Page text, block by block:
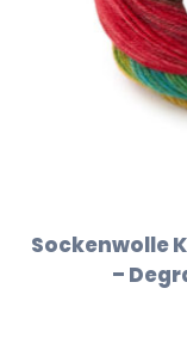
Sockenwolle
–